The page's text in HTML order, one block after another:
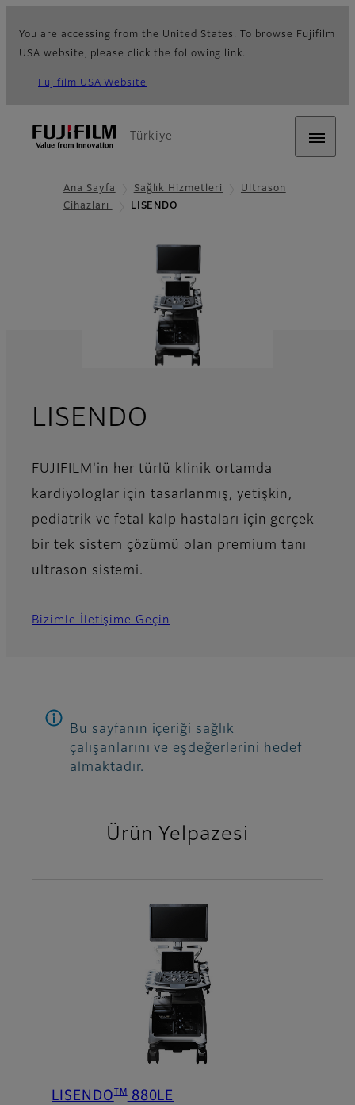
You are accessing from the United States. To browse Fujifilm
USA website, please click the following link.
Fujifilm USA Website
Türkiye
Ana Sayfa Sağlık Hizmetleri
Ultrason
Cihazları
LISENDO
LISENDO
FUJIFILM'in her türlü klinik ortamda
kardiyologlar için tasarlanmış, yetişkin,
pediatrik ve fetal kalp hastaları için gerçek
bir tek sistem çözümü olan premium tanı
ultrason sistemi.
Bizimle İletişime Geçin
Bu sayfanın içeriği sağlık
çalışanlarını ve eşdeğerlerini hedef
almaktadır.
Ürün Yelpazesi
LISENDO TM880LE